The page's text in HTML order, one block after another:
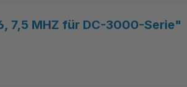
7,5 MHZ für DC-3000-Serie"